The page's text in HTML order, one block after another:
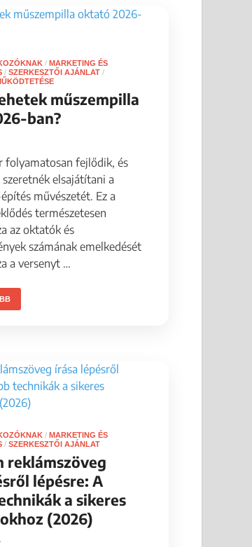
/MARKETING ÉS
/SZERKESZTŐI AJÁNLAT /
műszempilla
ban?
folyamatosan fejlődik, és
elsajátítani a
művészetét. Ez a
természetesen
az oktatók és
számának emelkedését
a versenyt …
/MARKETING ÉS
/SZERKESZTŐI AJÁNLAT
reklámszöveg
lépésre: A
a sikeres
(2026)